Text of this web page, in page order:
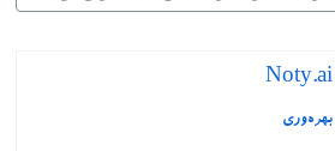
Noty.ai
بهره‌وری